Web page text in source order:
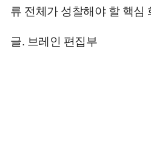
류 전체가 성찰해야 할 핵심
글. 브레인 편집부